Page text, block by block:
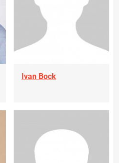
Ivan Bock